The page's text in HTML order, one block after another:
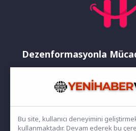
Dezenformasyonla
Yayınlanan haberler doğruluk ilkesi
rağmen bazı içeriklerde eksik,
bilgiler bulunabilir.Yanlış veya
haberleri aşağıdaki iletişim
Bu site, kullanıcı deneyimini
kullanmaktadır. Devam ederek bu